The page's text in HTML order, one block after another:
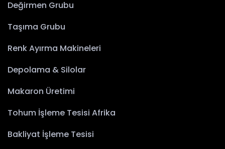
Değirmen Grubu
Taşıma Grubu
Renk Ayırma Makineleri
Depolama & Silolar
Makaron Üretimi
Tohum İşleme Tesisi Afrika
Bakliyat İşleme Tesisi